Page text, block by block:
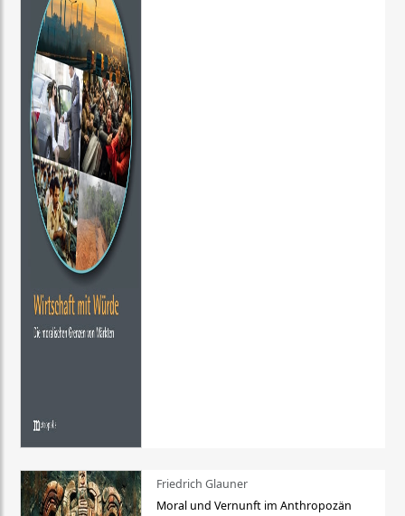
Friedrich Glauner
Moral und Vernunft im Anthropozän